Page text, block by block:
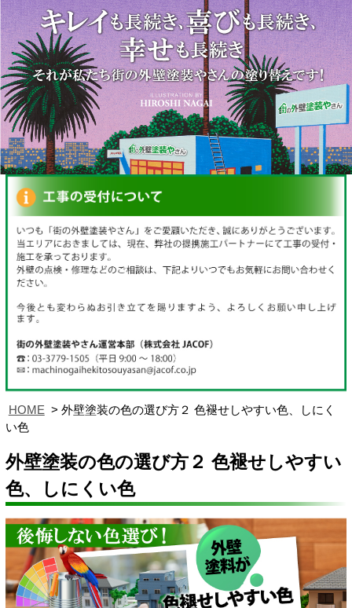
HOME
外壁塗装の色の選び方２ 色褪せしやすい色、しにく
い色
外壁塗装の色の選び方２ 色褪せしやすい
色、しにくい色